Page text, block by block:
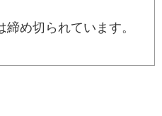
め切られています。